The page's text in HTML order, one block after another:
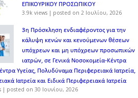
ΕΠΙΚΟΥΡΙΚΟΥ ΠΡΟΣΩΠΙΚOY
3.9k views | posted on 2 Ιουλίου, 2026
3η Πρόσκληση ενδιαφέροντος για την
κάλυψη κενών και κενούμενων θέσεων
υπόχρεων και μη υπόχρεων προσωπικών
ιατρών, σε Γενικά Νοσοκομεία-Κέντρα
Υγείας, Πολυδύναμα Περιφερειακά Ιατρεία,
Ιατρεία και Ειδικά Περιφερειακά Ιατρεία
| posted on 30 Ιουνίου, 2026